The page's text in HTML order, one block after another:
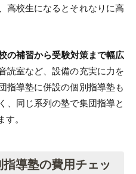
高校生になるとそれなりに高
の補習から受験対策まで幅広
読室など、設備の充実に力を
指導塾に併設の個別指導塾も
、同じ系列の塾で集団指導と
。
導塾の費用チェッ